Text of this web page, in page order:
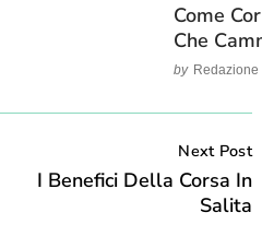
Come
Che
by Redazione
Next Post
I Benefici Della Corsa In
Salita